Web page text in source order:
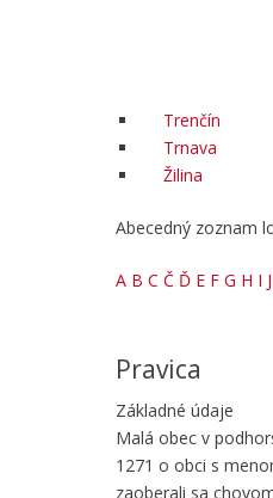
Trenčín
Trnava
Žilina
Abecedný zoznam
A B C Č Ď E F G H I J
Pravica
Základné údaje
Malá obec v
1271 o obci s
zaoberali sa